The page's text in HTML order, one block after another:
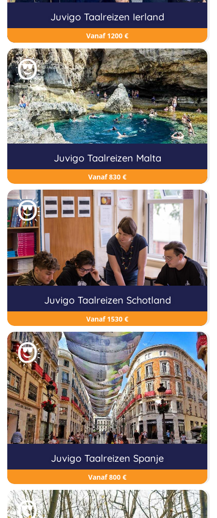
Juvigo Taalreizen Ierland
Vanaf 1200 €
Juvigo Taalreizen Malta
Vanaf 830 €
Juvigo Taalreizen Schotland
Vanaf 1530 €
Juvigo Taalreizen Spanje
Vanaf 800 €